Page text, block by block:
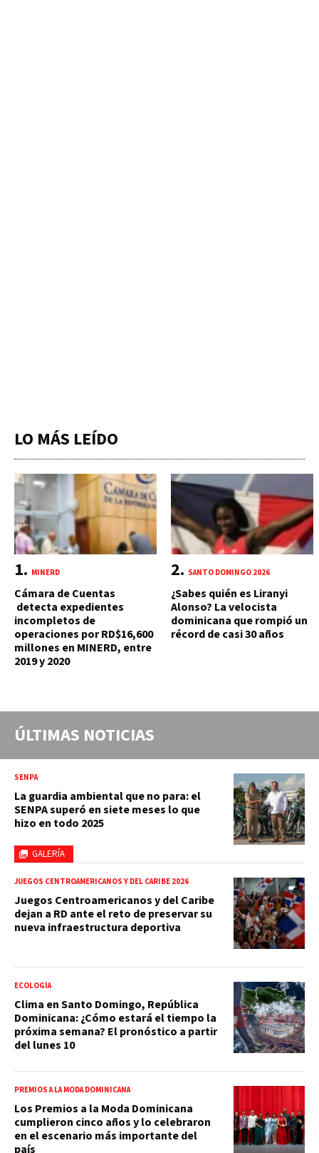
LO MÁS LEÍDO
MINERD
Cámara de Cuentas
detecta expedientes
incompletos de
operaciones por RD$16,600
millones en MINERD, entre
2019 y 2020
SANTO DOMINGO 2026
¿Sabes quién es Liranyi
Alonso? La velocista
dominicana que rompió un
récord de casi 30 años
ÚLTIMAS NOTICIAS
GALERÍA
SENPA
La guardia ambiental que no para: el
SENPA superó en siete meses lo que
hizo en todo 2025
JUEGOS CENTROAMERICANOS Y DEL CARIBE 2026
Juegos Centroamericanos y del Caribe
dejan a RD ante el reto de preservar su
nueva infraestructura deportiva
ECOLOGÍA
Clima en Santo Domingo, República
Dominicana: ¿Cómo estará el tiempo la
próxima semana? El pronóstico a partir
del lunes 10
PREMIOS A LA MODA DOMINICANA
Los Premios a la Moda Dominicana
cumplieron cinco años y lo celebraron
en el escenario más importante del
país